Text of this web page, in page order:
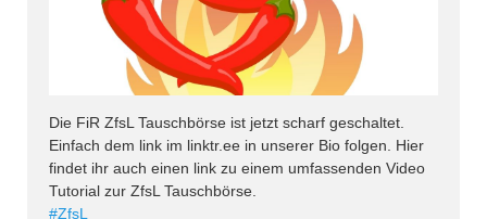
Die FiR ZfsL Tauschbörse ist jetzt scharf geschaltet.
Einfach dem link im linktr.ee in unserer Bio folgen. Hier
findet ihr auch einen link zu einem umfassenden Video
Tutorial zur ZfsL Tauschbörse.
#ZfsL